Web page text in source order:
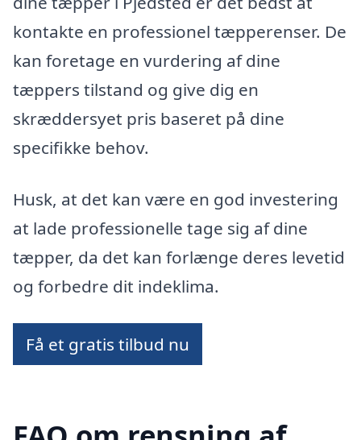
kontakte en professionel tæpperenser. De
kan foretage en vurdering af dine
tæppers tilstand og give dig en
skræddersyet pris baseret på dine
specifikke behov.
Husk, at det kan være en god investering
at lade professionelle tage sig af dine
tæpper, da det kan forlænge deres levetid
og forbedre dit indeklima.
Få et gratis tilbud nu